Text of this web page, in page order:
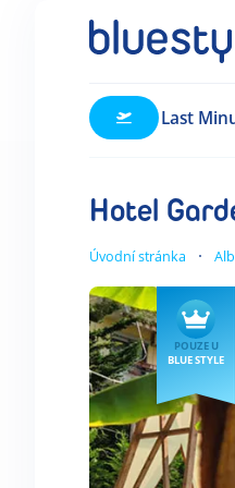
Last
Hotel
Úvodní stránka
POUZE U
BLUE STYLE